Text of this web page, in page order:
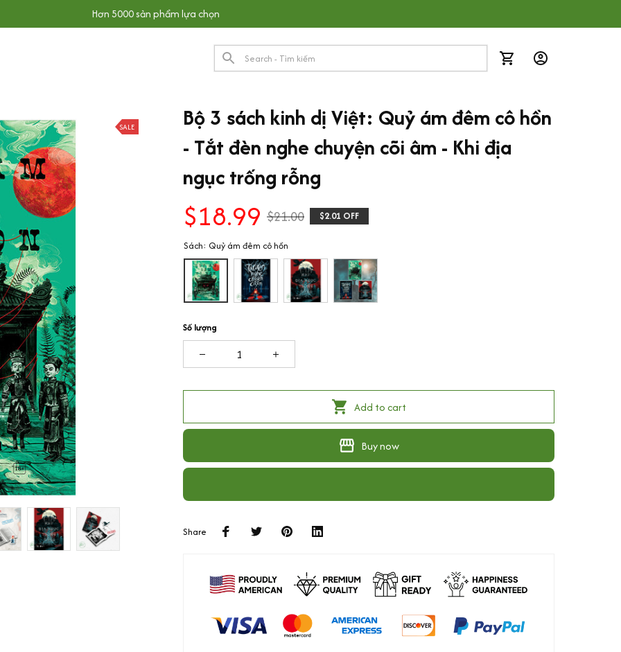
Hơn 5000 sản phẩm lựa chọn
SALE
Bộ 3 sách kinh dị Việt: Quỷ ám đêm cô hồn
- Tắt đèn nghe chuyện cõi âm - Khi địa
ngục trống rỗng
$18.99 $21.00 $2.01 OFF
Sách: Quỷ ám đêm cô hồn
Số lượng
Add to cart
Buy now
Share